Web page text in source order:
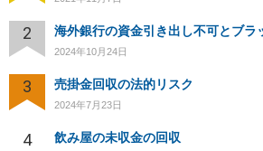
2 海外銀行の資金引き出し不可とブラ
2024年10月24日
3 売掛金回収の法的リスク
2024年7月23日
4 飲み屋の未収金の回収